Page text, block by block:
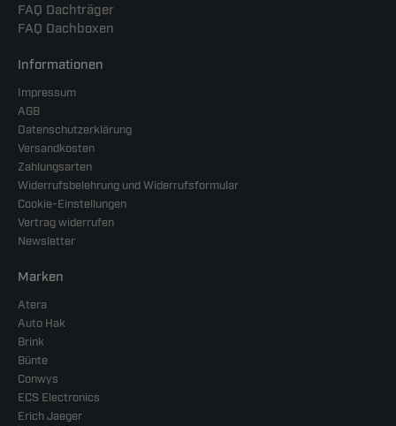
FAQ Dachträger
FAQ Dachboxen
Informationen
Impressum
AGB
Datenschutzerklärung
Versandkosten
Zahlungsarten
Widerrufsbelehrung und Widerrufsformular
Cookie-Einstellungen
Vertrag widerrufen
Newsletter
Marken
Atera
Auto Hak
Brink
Bünte
Conwys
ECS Electronics
Erich Jaeger